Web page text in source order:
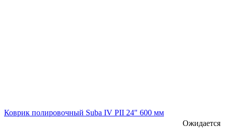
Коврик полировочный Suba IV PII 24" 600 мм
Ожидается